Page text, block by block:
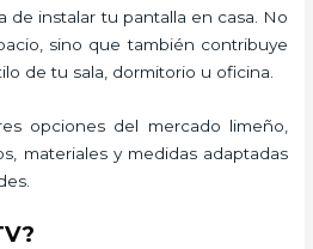
de instalar tu pantalla en casa. No
sino que también contribuye
de tu sala, dormitorio u oficina.
opciones del mercado limeño,
materiales y medidas adaptadas